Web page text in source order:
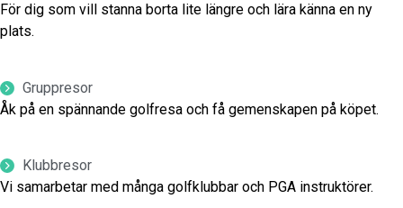
För dig som vill stanna borta lite längre och lära känna en ny
plats.
Gruppresor
Åk på en spännande golfresa och få gemenskapen på köpet.
Klubbresor
Vi samarbetar med många golfklubbar och PGA instruktörer.